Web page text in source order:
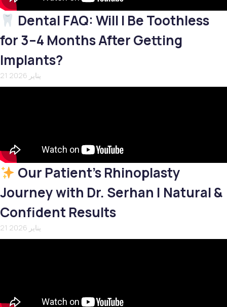
Dental FAQ: Will I Be Toothless
for 3–4 Months After Getting
Implants?
21 يناير 2026
Our Patient’s Rhinoplasty
Journey with Dr. Serhan | Natural &
Confident Results
21 يناير 2026